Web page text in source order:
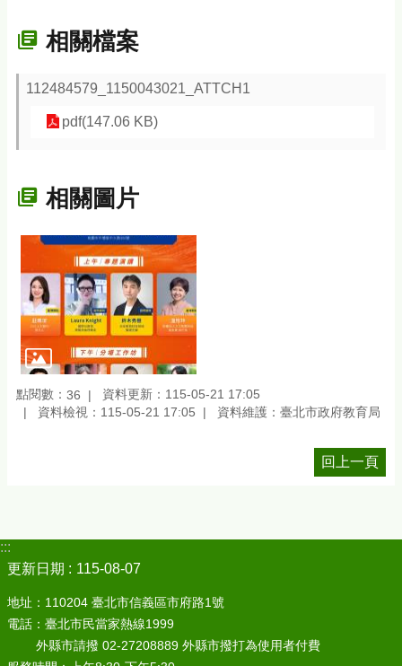
相關檔案
112484579_1150043021_ATTCH1
pdf(147.06 KB)
相關圖片
點閱數： 36
資料更新：115-05-21 17:05
資料檢視：115-05-21 17:05
資料維護：臺北市政府教育局
回上一頁
:::
更新日期
115-08-07
地址：110204 臺北市信義區市府路1號
電話：臺北市民當家熱線1999
外縣市請撥 02-27208889 外縣市撥打為使用者付費